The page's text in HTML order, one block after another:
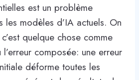
est un problème
les modèles d’IA actuels. On
quelque chose comme
composée: une erreur
déforme toutes les